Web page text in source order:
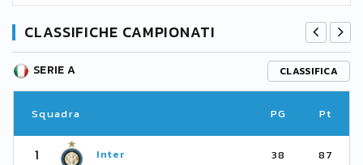
CLASSIFICHE CAMPIONATI
SERIE A CLASSIFICA
Squadra PG Pt
1 Inter 38 87